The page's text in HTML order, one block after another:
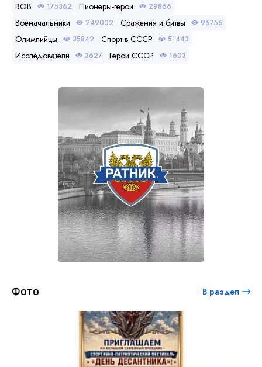
ВОВ 175362 Пионеры-герои 29866
Военачальники 249002 Сражения и битвы 96756
Олимпийцы 35842 Спорт в СССР 51443
Исследователи 3627 Герои СССР 1603
Фото В раздел